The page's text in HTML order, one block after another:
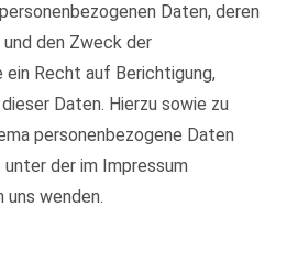
Daten, deren
den Zweck der
ein Recht auf Berichtigung,
Daten. Hierzu sowie zu
personenbezogene Daten
der im Impressum
uns wenden.